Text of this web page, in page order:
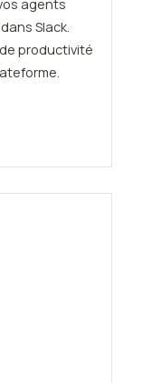
agents
Slack.
productivité